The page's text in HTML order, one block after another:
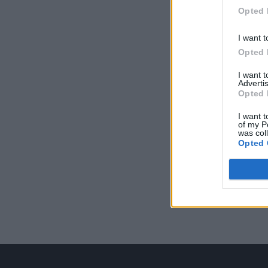
Opted
I want
Opted
I want
Opted
I want
of my
was
Opted